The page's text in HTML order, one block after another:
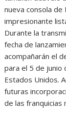
nueva consola de
impresionante
Durante la
fecha de
acompañarán el
para el 5 de junio
Estados Unidos.
futuras
de las